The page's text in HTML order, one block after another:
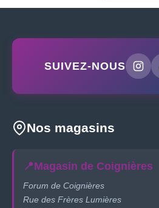
SUIVEZ-NOUS
Nos magasins
📍Magasin de Coignières
Forum de Coignières
Rue des Frères Lumières